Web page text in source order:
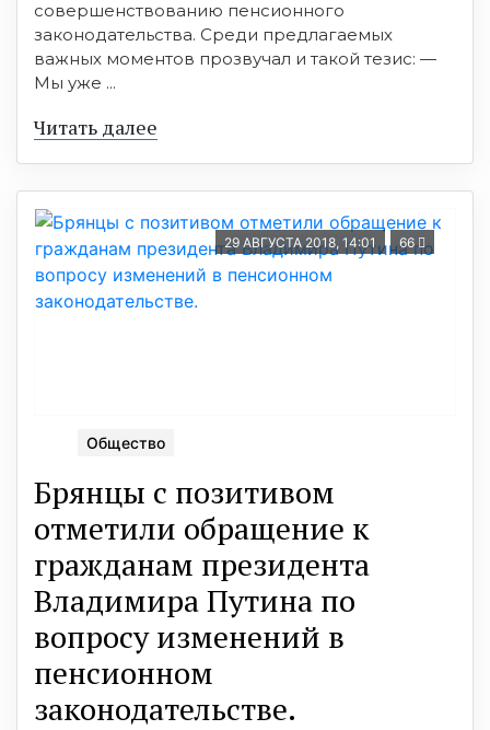
совершенствованию пенсионного
законодательства. Среди предлагаемых
важных моментов прозвучал и такой тезис: —
Мы уже ...
Читать далее
29 АВГУСТА 2018, 14:01 66
Общество
Брянцы с позитивом
отметили обращение к
гражданам президента
Владимира Путина по
вопросу изменений в
пенсионном
законодательстве.